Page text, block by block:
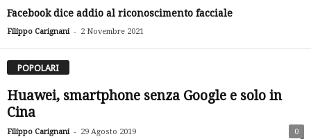
Facebook dice addio al riconoscimento facciale
Filippo Carignani - 2 Novembre 2021
POPOLARI
Huawei, smartphone senza Google e solo in
Cina
Filippo Carignani - 29 Agosto 2019 0